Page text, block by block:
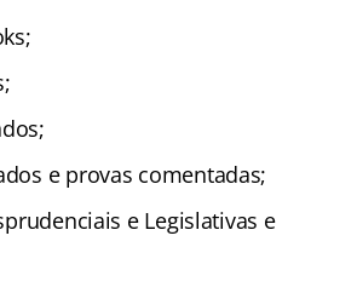
e provas comentadas;
e Legislativas e